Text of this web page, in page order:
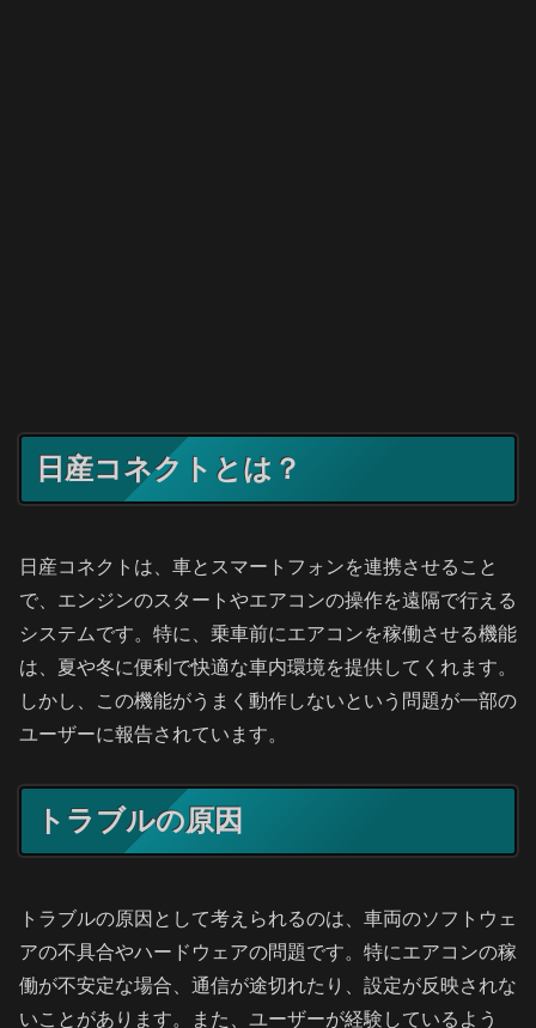
日産コネクトとは？
日産コネクトは、車とスマートフォンを連携させること
で、エンジンのスタートやエアコンの操作を遠隔で行える
システムです。特に、乗車前にエアコンを稼働させる機能
は、夏や冬に便利で快適な車内環境を提供してくれます。
しかし、この機能がうまく動作しないという問題が一部の
ユーザーに報告されています。
トラブルの原因
トラブルの原因として考えられるのは、車両のソフトウェ
アの不具合やハードウェアの問題です。特にエアコンの稼
働が不安定な場合、通信が途切れたり、設定が反映されな
いことがあります。また、ユーザーが経験しているよう